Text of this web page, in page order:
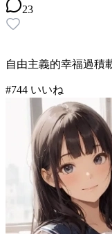
23
自由主義的幸福過積
#744 いいね